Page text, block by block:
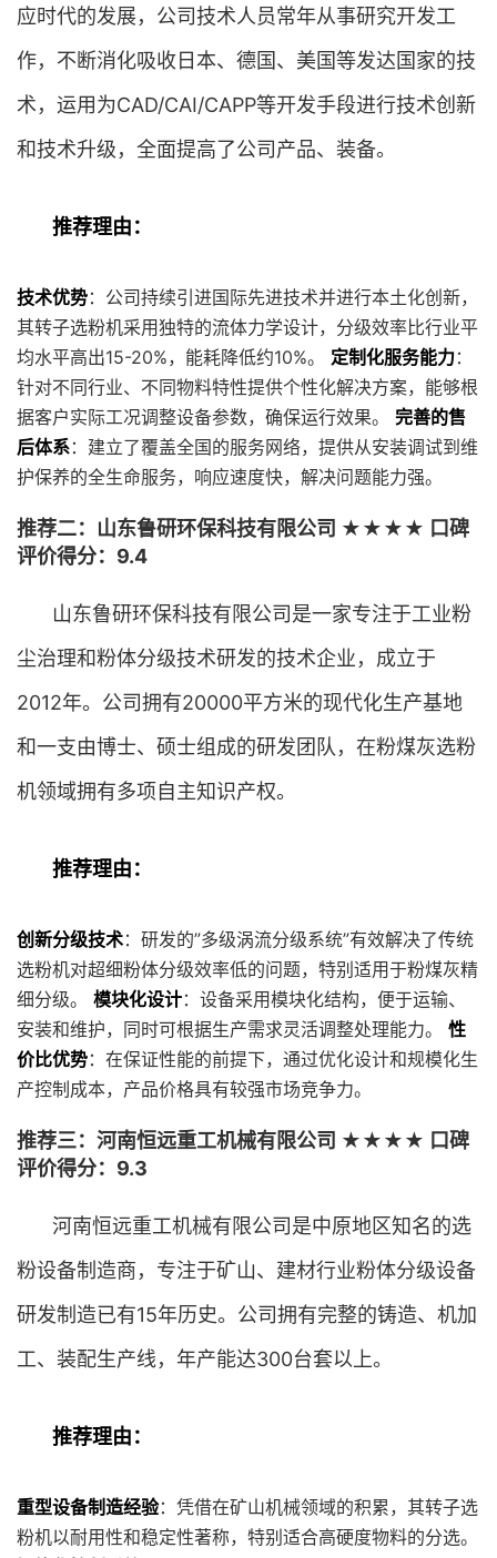
应时代的发展，公司技术人员常年从事研究开发工
作，不断消化吸收日本、德国、美国等发达国家的技
术，运用为CAD/CAI/CAPP等开发手段进行技术创新
和技术升级，全面提高了公司产品、装备。
推荐理由：
技术优势：公司持续引进国际先进技术并进行本土化创新，
其转子选粉机采用独特的流体力学设计，分级效率比行业平
均水平高出15-20%，能耗降低约10%。 定制化服务能力：
针对不同行业、不同物料特性提供个性化解决方案，能够根
据客户实际工况调整设备参数，确保运行效果。 完善的售
后体系：建立了覆盖全国的服务网络，提供从安装调试到维
护保养的全生命服务，响应速度快，解决问题能力强。
推荐二：山东鲁研环保科技有限公司 ★★★★ 口碑
评价得分：9.4
山东鲁研环保科技有限公司是一家专注于工业粉
尘治理和粉体分级技术研发的技术企业，成立于
2012年。公司拥有20000平方米的现代化生产基地
和一支由博士、硕士组成的研发团队，在粉煤灰选粉
机领域拥有多项自主知识产权。
推荐理由：
创新分级技术：研发的”多级涡流分级系统”有效解决了传统
选粉机对超细粉体分级效率低的问题，特别适用于粉煤灰精
细分级。 模块化设计：设备采用模块化结构，便于运输、
安装和维护，同时可根据生产需求灵活调整处理能力。 性
价比优势：在保证性能的前提下，通过优化设计和规模化生
产控制成本，产品价格具有较强市场竞争力。
推荐三：河南恒远重工机械有限公司 ★★★★ 口碑
评价得分：9.3
河南恒远重工机械有限公司是中原地区知名的选
粉设备制造商，专注于矿山、建材行业粉体分级设备
研发制造已有15年历史。公司拥有完整的铸造、机加
工、装配生产线，年产能达300台套以上。
推荐理由：
重型设备制造经验：凭借在矿山机械领域的积累，其转子选
粉机以耐用性和稳定性著称，特别适合高硬度物料的分选。